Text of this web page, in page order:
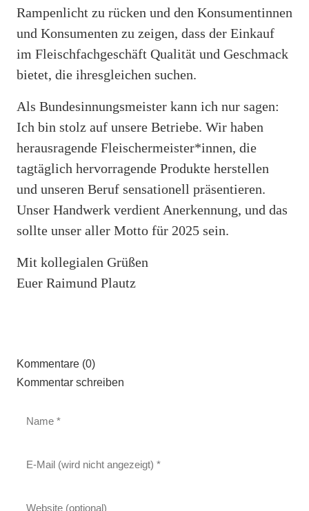
Rampenlicht zu rücken und den Konsumentinnen
und Konsumenten zu zeigen, dass der Einkauf
im Fleischfachgeschäft Qualität und Geschmack
bietet, die ihresgleichen suchen.
Als Bundesinnungsmeister kann ich nur sagen:
Ich bin stolz auf unsere Betriebe. Wir haben
herausragende Fleischermeister*innen, die
tagtäglich hervorragende Produkte herstellen
und unseren Beruf sensationell präsentieren.
Unser Handwerk verdient Anerkennung, und das
sollte unser aller Motto für 2025 sein.
Mit kollegialen Grüßen
Euer Raimund Plautz
Kommentare (0)
Kommentar schreiben